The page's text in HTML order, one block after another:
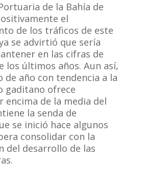
de la Bahía de
el
de los tráficos de este
se advirtió que sería
en las cifras de
los últimos años. Aun así,
de año con tendencia a la
gaditano ofrece
encima de la media del
la senda de
se inició hace algunos
consolidar con la
del desarrollo de las